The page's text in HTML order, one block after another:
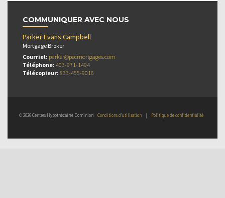
COMMUNIQUER AVEC NOUS
Parker Evans Campbell
Mortgage Broker
Courriel: parker@pecmortgages.com
Téléphone: 403-971-1494
Télécopieur: 833-455-9016
© 2026 Centres Hypothécaires Dominion Conditions d’utilisation | Politique de confidentialité